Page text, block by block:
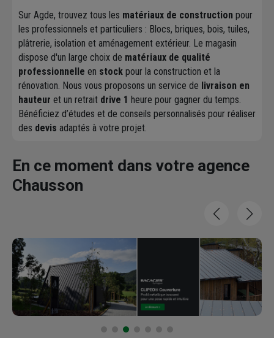
Sur Agde, trouvez tous les matériaux de construction pour
les professionnels et particuliers : Blocs, briques, bois, tuiles,
plâtrerie, isolation et aménagement extérieur. Le magasin
dispose d'un large choix de matériaux de qualité
professionnelle en stock pour la construction et la
rénovation. Nous vous proposons un service de livraison en
hauteur et un retrait drive 1 heure pour gagner du temps.
Bénéficiez d’études et de conseils personnalisés pour réaliser
des devis adaptés à votre projet.
En ce moment dans votre agence
Chausson